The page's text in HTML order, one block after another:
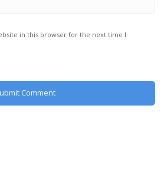
in this browser for the next time I